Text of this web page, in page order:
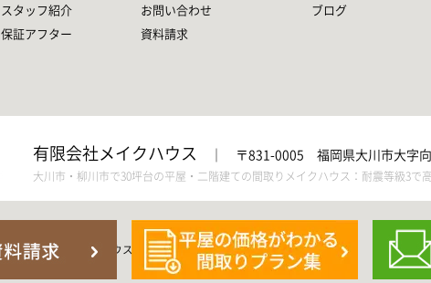
スタッフ紹介
保証アフター
お問い合わせ
資料請求
ブログ
有限会社メイクハウス 〒831-0005 福岡県大川市大字
大川市・柳川市で30坪台の平屋・二階建ての間取りメイクハウス：耐震等級3で
© 2021 メイクハウス All Rights Reserved.